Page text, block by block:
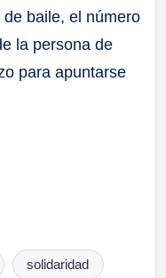
baile, el número
la persona de
para apuntarse
solidaridad